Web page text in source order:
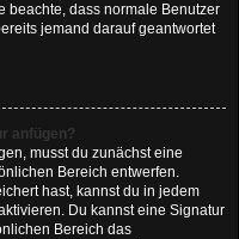
beachte, dass normale Benutzer
jemand darauf geantwortet
anfügen?
musst du zunächst eine
Bereich entwerfen.
hast, kannst du in jedem
Du kannst eine Signatur
Bereich das